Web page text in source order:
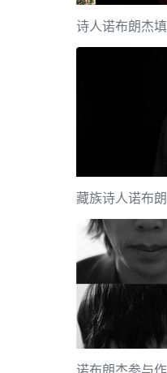
诗人诺布朗杰
藏族诗人诺布
诺布朗杰参与